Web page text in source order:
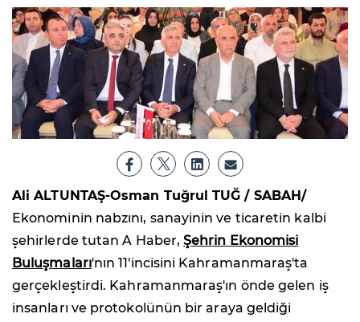
Ali ALTUNTAŞ-Osman Tuğrul TUĞ / SABAH/
Ekonominin nabzını, sanayinin ve ticaretin kalbi
şehirlerde tutan A Haber,Şehrin Ekonomisi
Buluşmaları'nın 11'incisini Kahramanmaraş'ta
gerçekleştirdi. Kahramanmaraş'ın önde gelen iş
insanları ve protokolünün bir araya geldiği